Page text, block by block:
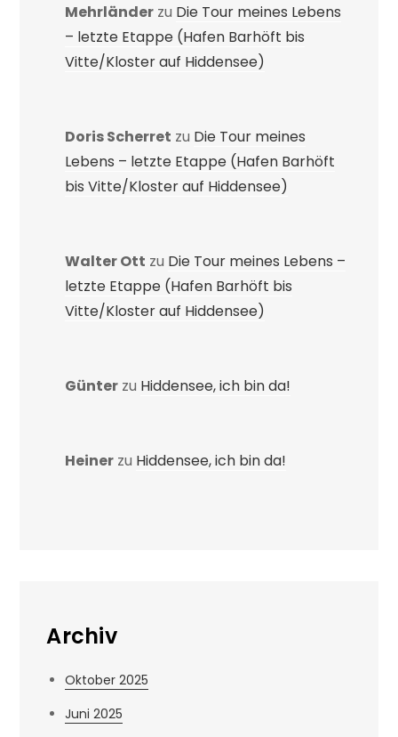
Mehrländer zu Die Tour meines Lebens
– letzte Etappe (Hafen Barhöft bis
Vitte/Kloster auf Hiddensee)
Doris Scherret zu Die Tour meines
Lebens – letzte Etappe (Hafen Barhöft
bis Vitte/Kloster auf Hiddensee)
Walter Ott zu Die Tour meines Lebens –
letzte Etappe (Hafen Barhöft bis
Vitte/Kloster auf Hiddensee)
Günter zu Hiddensee, ich bin da!
Heiner zu Hiddensee, ich bin da!
Archiv
Oktober 2025
Juni 2025